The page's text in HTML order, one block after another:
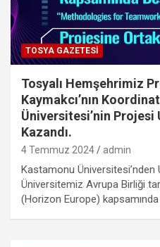
TOSYA GAZETESI
Tosyalı Hemşehrimiz
Kaymakcı’nın
Üniversitesi’nin Projesi
Kazandı.
4 Temmuz 2024 admin
Kastamonu Üniversitesi’nden
Üniversitemiz Avrupa Birliği
(Horizon Europe)